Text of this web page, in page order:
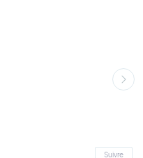
Suivre